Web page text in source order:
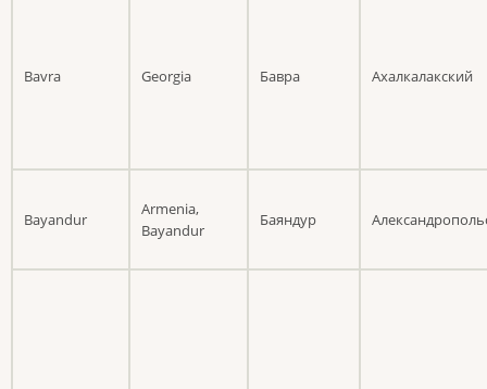
Bavra Georgia Бавра Ахалкалакский
Bayandur
Armenia,
Bayandur
Баяндур